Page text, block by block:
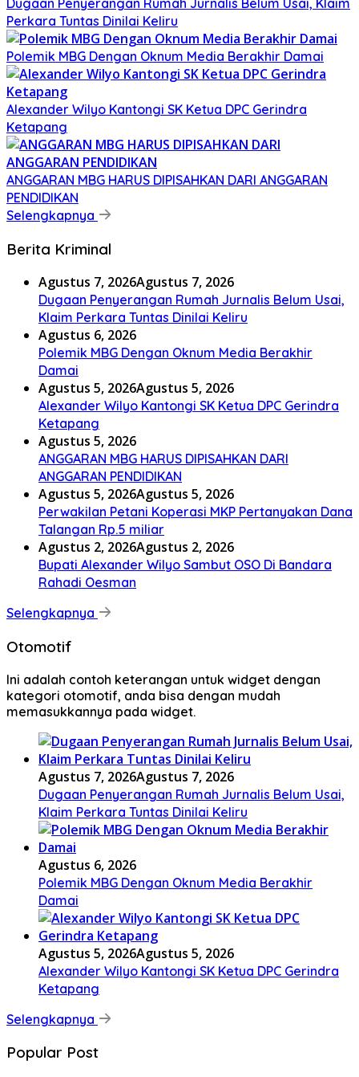
Perkara Tuntas Dinilai Keliru
Polemik MBG Dengan Oknum Media Berakhir Damai
Alexander Wilyo Kantongi SK Ketua DPC Gerindra
Ketapang
ANGGARAN MBG HARUS DIPISAHKAN DARI ANGGARAN
PENDIDIKAN
Selengkapnya
Berita Kriminal
Agustus 7, 2026Agustus 7, 2026
Dugaan Penyerangan Rumah Jurnalis Belum Usai,
Klaim Perkara Tuntas Dinilai Keliru
Agustus 6, 2026
Polemik MBG Dengan Oknum Media Berakhir
Damai
Agustus 5, 2026Agustus 5, 2026
Alexander Wilyo Kantongi SK Ketua DPC Gerindra
Ketapang
Agustus 5, 2026
ANGGARAN MBG HARUS DIPISAHKAN DARI
ANGGARAN PENDIDIKAN
Agustus 5, 2026Agustus 5, 2026
Perwakilan Petani Koperasi MKP Pertanyakan Dana
Talangan Rp.5 miliar
Agustus 2, 2026Agustus 2, 2026
Bupati Alexander Wilyo Sambut OSO Di Bandara
Rahadi Oesman
Selengkapnya
Otomotif
Ini adalah contoh keterangan untuk widget dengan
kategori otomotif, anda bisa dengan mudah
memasukkannya pada widget.
Agustus 7, 2026Agustus 7, 2026
Dugaan Penyerangan Rumah Jurnalis Belum Usai,
Klaim Perkara Tuntas Dinilai Keliru
Agustus 6, 2026
Polemik MBG Dengan Oknum Media Berakhir
Damai
Agustus 5, 2026Agustus 5, 2026
Alexander Wilyo Kantongi SK Ketua DPC Gerindra
Ketapang
Selengkapnya
Popular Post